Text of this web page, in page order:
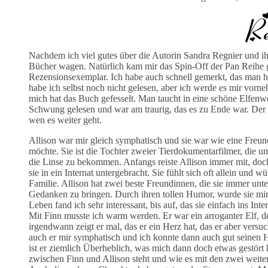
Nachdem ich viel gutes über die Autorin Sandra Regnier und
Bücher wagen. Natürlich kam mir das Spin-Off der Pan
Rezensionsexemplar. Ich habe auch schnell gemerkt, das
habe ich selbst noch nicht gelesen, aber ich werde es mir
mich hat das Buch gefesselt. Man taucht in eine schöne
Schwung gelesen und war am traurig, das es zu Ende war.
wen es weiter geht.
Allison war mir gleich symphatisch und sie war wie eine
möchte. Sie ist die Tochter zweier Tierdokumentarfilmer, die
die Linse zu bekommen. Anfangs reiste Allison immer mit,
sie in ein Internat untergebracht. Sie fühlt sich oft allein und
Familie. Allison hat zwei beste Freundinnen, die sie immer
Gedanken zu bringen. Durch ihren tollen Humor, wurde sie
Leben fand ich sehr interessant, bis auf, das sie einfach ins
Mit Finn musste ich warm werden. Er war ein arroganter Elf,
irgendwann zeigt er mal, das er ein Herz hat, das er aber
auch er mir symphatisch und ich konnte dann auch gut seinen
ist er ziemlich Überheblich, was mich dann doch etwas
zwischen Finn und Allison steht und wie es mit den zwei